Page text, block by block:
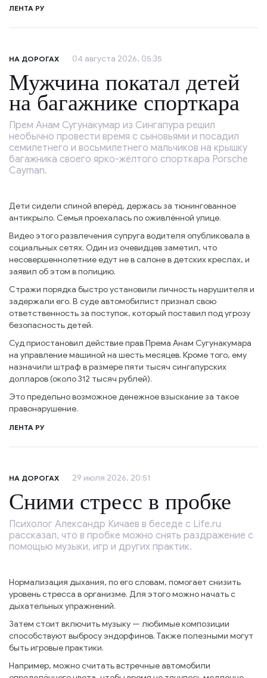
ЛЕНТА РУ
НА ДОРОГАХ 04 августа 2026, 05:35
Мужчина покатал детей
на багажнике спорткара
Прем Анам Сугунакумар из Сингапура решил
необычно провести время с сыновьями и посадил
семилетнего и восьмилетнего мальчиков на крышку
багажника своего ярко-жёлтого спорткара Porsche
Cayman.
Дети сидели спиной вперёд, держась за тюнингованное
антикрыло. Семья проехалась по оживлённой улице.
Видео этого развлечения супруга водителя опубликовала в
социальных сетях. Один из очевидцев заметил, что
несовершеннолетние едут не в салоне в детских креслах, и
заявил об этом в полицию.
Стражи порядка быстро установили личность нарушителя и
задержали его. В суде автомобилист признал свою
ответственность за поступок, который поставил под угрозу
безопасность детей.
Суд приостановил действие прав Према Анам Сугунакумара
на управление машиной на шесть месяцев. Кроме того, ему
назначили штраф в размере пяти тысяч сингапурских
долларов (около 312 тысяч рублей).
Это предельно возможное денежное взыскание за такое
правонарушение.
ЛЕНТА РУ
НА ДОРОГАХ 29 июля 2026, 20:51
Сними стресс в пробке
Психолог Александр Кичаев в беседе с Life.ru
рассказал, что в пробке можно снять раздражение с
помощью музыки, игр и других практик.
Нормализация дыхания, по его словам, помогает снизить
уровень стресса в организме. Для этого можно начать с
дыхательных упражнений.
Затем стоит включить музыку — любимые композиции
способствуют выбросу эндорфинов. Также полезными могут
быть игровые практики.
Например, можно считать встречные автомобили